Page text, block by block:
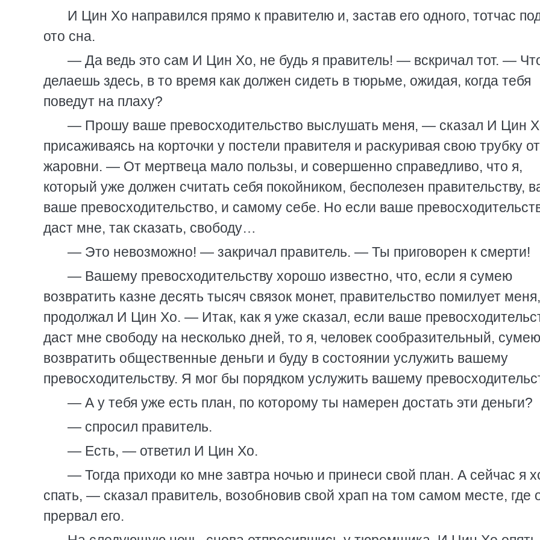
И Цин Хо направился прямо к правителю и, застав его одного, тотчас
ото сна.
— Да ведь это сам И Цин Хо, не будь я правитель! — вскричал тот. —
делаешь здесь, в то время как должен сидеть в тюрьме, ожидая, когда тебя
поведут на плаху?
— Прошу ваше превосходительство выслушать меня, — сказал И Цин
присаживаясь на корточки у постели правителя и раскуривая свою трубку от
жаровни. — От мертвеца мало пользы, и совершенно справедливо, что я,
который уже должен считать себя покойником, бесполезен правительству,
ваше превосходительство, и самому себе. Но если ваше
даст мне, так сказать, свободу…
— Это невозможно! — закричал правитель. — Ты приговорен к смерти!
— Вашему превосходительству хорошо известно, что, если я сумею
возвратить казне десять тысяч связок монет, правительство помилует
продолжал И Цин Хо. — Итак, как я уже сказал, если ваше
даст мне свободу на несколько дней, то я, человек сообразительный, сумею
возвратить общественные деньги и буду в состоянии услужить вашему
превосходительству. Я мог бы порядком услужить вашему
— А у тебя уже есть план, по которому ты намерен достать эти деньги?
— спросил правитель.
— Есть, — ответил И Цин Хо.
— Тогда приходи ко мне завтра ночью и принеси свой план. А сейчас я
спать, — сказал правитель, возобновив свой храп на том самом месте, где
прервал его.